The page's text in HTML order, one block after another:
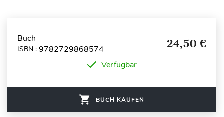
Buch
ISBN : 9782729868574 24,50 €
Verfügbar
BUCH KAUFEN